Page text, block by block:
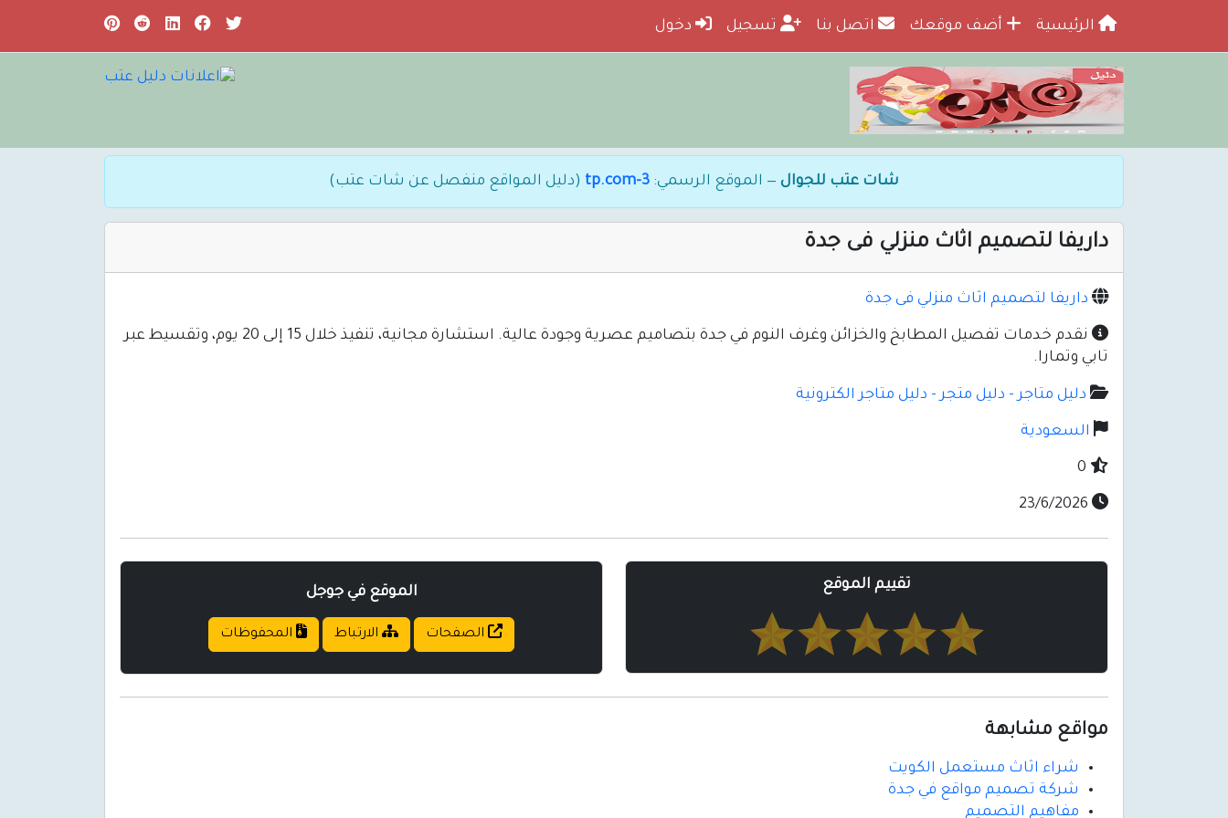
الرئيسية أضف موقعك اتصل بنا تسجيل دخول
شات عتب للجوال — الموقع الرسمي: 3-tp.com (دليل المواقع منفصل عن شات عتب)
داريفا لتصميم اثاث منزلي فى جدة
داريفا لتصميم اثاث منزلي فى جدة
نقدم خدمات تفصيل المطابخ والخزائن وغرف النوم في جدة بتصاميم عصرية وجودة عالية. استشارة مجانية، تنفيذ خلال 15 إلى 20 يوم، وتقسيط عبر
تابي وتمارا.
دليل متاجر - دليل متجر - دليل متاجر الكترونية
السعودية
تقييم الموقع الموقع في جوجل
الصفحات الارتباط المحفوظات
مواقع مشابهة
شراء اثاث مستعمل الكويت
شركة تصميم مواقع في جدة
مفاهيم التصميم